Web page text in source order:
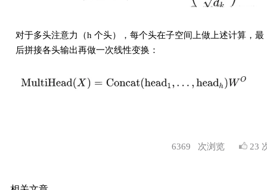
对于多头注意力（h 个头），每个头在子空间上做上述计算，最
后拼接各头输出再做一次线性变换：
6369 次浏览 23